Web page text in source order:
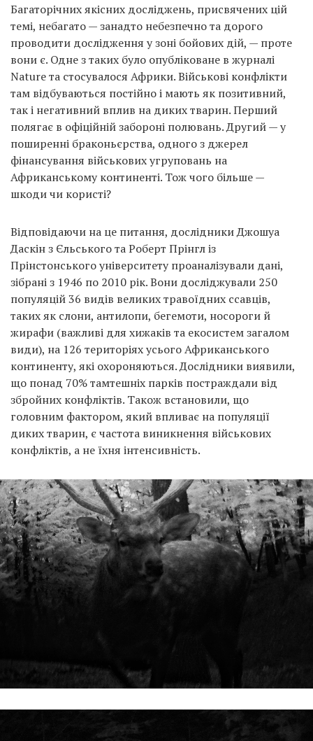
Багаторічних якісних досліджень, присвячених цій
темі, небагато — занадто небезпечно та дорого
проводити дослідження у зоні бойових дій, — проте
вони є. Одне з таких було опубліковане в журналі
Nature та стосувалося Африки. Військові конфлікти
там відбуваються постійно і мають як позитивний,
так і негативний вплив на диких тварин. Перший
полягає в офіційній забороні полювань. Другий — у
поширенні браконьєрства, одного з джерел
фінансування військових угруповань на
Африканському континенті. Тож чого більше —
шкоди чи користі?
Відповідаючи на це питання, дослідники Джошуа
Даскін з Єльського та Роберт Прінгл із
Прінстонського університету проаналізували дані,
зібрані з 1946 по 2010 рік. Вони досліджували 250
популяцій 36 видів великих травоїдних ссавців,
таких як слони, антилопи, бегемоти, носороги й
жирафи (важливі для хижаків та екосистем загалом
види), на 126 територіях усього Африканського
континенту, які охороняються. Дослідники виявили,
що понад 70% тамтешніх парків постраждали від
збройних конфліктів. Також встановили, що
головним фактором, який впливає на популяції
диких тварин, є частота виникнення військових
конфліктів, а не їхня інтенсивність.